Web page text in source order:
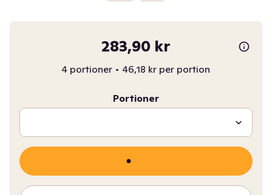
283,90 kr
4 portioner • 46,18 kr per portion
Portioner